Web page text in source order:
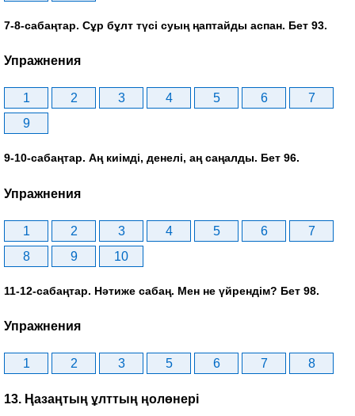
7-8-сабаңтар. Сұр бұлт түсі суың ңаптайды аспан. Бет 93.
Упражнения
1 2 3 4 5 6
7
9
9-10-сабаңтар. Аң киімді, денелі, аң саңалды. Бет 96.
Упражнения
1 2 3 4 5 6
7
8
9 10
11-12-сабаңтар. Нәтиже сабаң. Мен не үйрендім? Бет 98.
Упражнения
1 2 3 5 6 7 8
13. Ңазаңтың ұлттың ңолөнері